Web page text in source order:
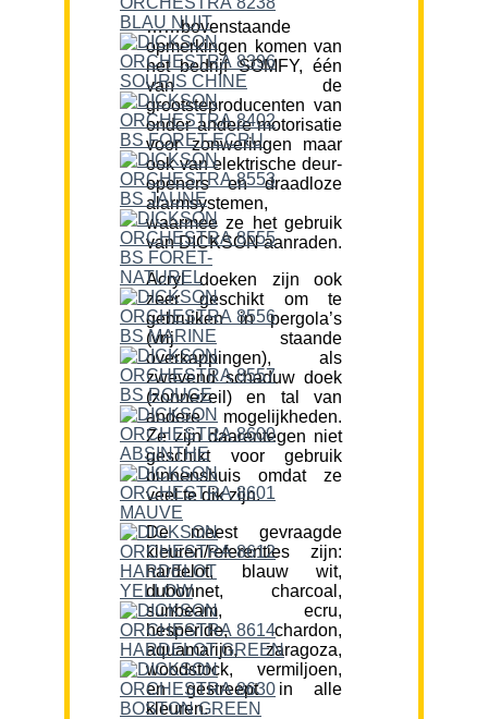
……bovenstaande
opmerkingen komen van
het bedrijf SOMFY, één
van de
grootsteproducenten van
onder andere motorisatie
voor zonweringen maar
ook van elektrische deur-
openers en draadloze
alarmsystemen,
waarmee ze het gebruik
van DICKSON aanraden.
Acryl doeken zijn ook
zeer geschikt om te
gebruiken in pergola’s
(vrij staande
overkappingen), als
zwevend schaduw doek
(zonnezeil) en tal van
andere mogelijkheden.
Ze zijn daarentegen niet
geschikt voor gebruik
binnenshuis omdat ze
veel te dik zijn.
De meest gevraagde
kleuren/referenties zijn:
hardelot, blauw wit,
dubonnet, charcoal,
sunbeam, ecru,
hesperide, chardon,
aquamarijn, zaragoza,
woodstock, vermiljoen,
en gestreept in alle
kleuren.